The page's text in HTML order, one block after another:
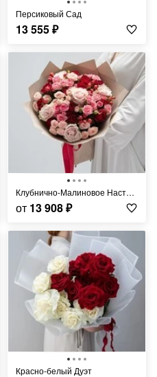
Персиковый Сад
13 555₽
Клубнично-Малиновое Настроение
от 13 908₽
Красно-белый Дуэт